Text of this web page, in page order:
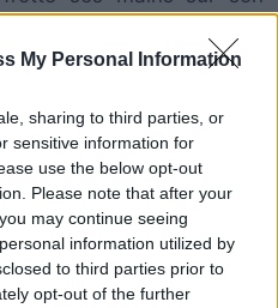
My Personal Information
sharing to third parties, or
sensitive information for
use the below opt-out
Please note that after your
may continue seeing
information utilized by
to third parties prior to
opt-out of the further
paraît calme et serein.